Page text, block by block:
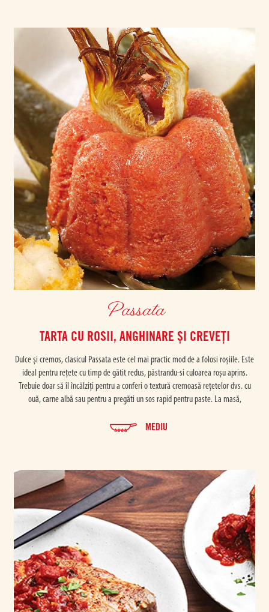
Passata
TARTA CU ROSII, ANGHINARE ȘI CREVEȚI
Dulce și cremos, clasicul Passata este cel mai practic mod de a folosi roșiile. Este
ideal pentru rețete cu timp de gătit redus, păstrandu-si culoarea roșu aprins.
Trebuie doar să îl încălziți pentru a conferi o textură cremoasă rețetelor dvs. cu
ouă, carne albă sau pentru a pregăti un sos rapid pentru paste. La masă,
MEDIU